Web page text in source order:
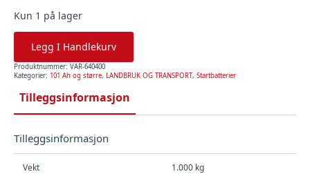
Kun 1 på lager
Legg I Handlekurv
Produktnummer: VAR-640400
Kategorier: 101 Ah og større, LANDBRUK OG TRANSPORT, Startbatterier
Tilleggsinformasjon
Tilleggsinformasjon
Vekt 1.000 kg